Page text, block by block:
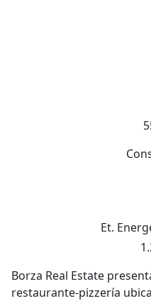
Et.
Borza Real Estate
restaurante-pizzería